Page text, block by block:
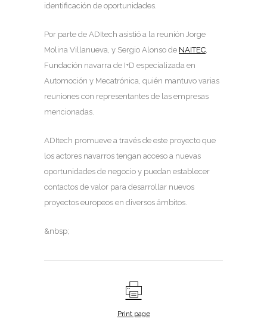
identificación de oportunidades.
Por parte de ADItech asistió a la reunión Jorge
Molina Villanueva, y Sergio Alonso de NAITEC
Fundación navarra de I+D especializada en
Automoción y Mecatrónica, quién mantuvo varias
reuniones con representantes de las empresas
mencionadas.
ADItech promueve a través de este proyecto que
los actores navarros tengan acceso a nuevas
oportunidades de negocio y puedan establecer
contactos de valor para desarrollar nuevos
proyectos europeos en diversos ámbitos.
&nbsp;
Print page